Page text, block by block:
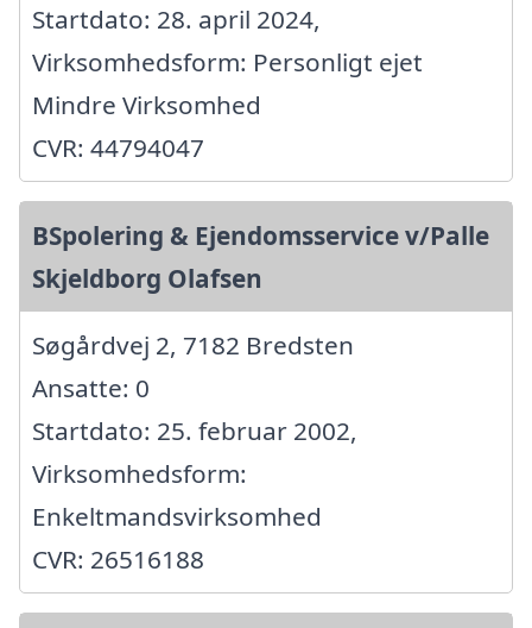
Startdato: 28. april 2024,
Virksomhedsform: Personligt ejet
Mindre Virksomhed
CVR: 44794047
BSpolering & Ejendomsservice v/Palle
Skjeldborg Olafsen
Søgårdvej 2, 7182 Bredsten
Ansatte: 0
Startdato: 25. februar 2002,
Virksomhedsform:
Enkeltmandsvirksomhed
CVR: 26516188